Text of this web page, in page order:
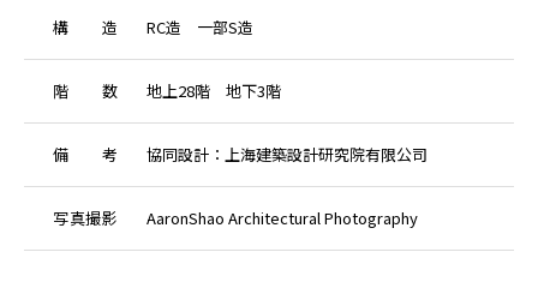
構 造 RC造 一部S造
階 数 地上28階 地下3階
備 考 協同設計：上海建築設計研究院有限公司
写真撮影 AaronShao Architectural Photography